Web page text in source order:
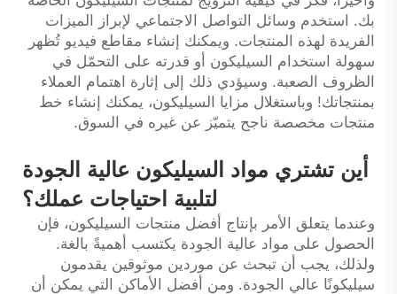
بك. استخدم وسائل التواصل الاجتماعي لإبراز الميزات
الفريدة لهذه المنتجات. ويمكنك إنشاء مقاطع فيديو تُظهر
سهولة استخدام السيليكون أو قدرته على التحمّل في
الظروف الصعبة. وسيؤدي ذلك إلى إثارة اهتمام العملاء
بمنتجاتك! وباستغلال مزايا السيليكون، يمكنك إنشاء خط
منتجات مخصصة ناجح يتميّز عن غيره في السوق.
أين تشتري مواد السيليكون عالية الجودة
لتلبية احتياجات عملك؟
وعندما يتعلق الأمر بإنتاج أفضل منتجات السيليكون، فإن
الحصول على مواد عالية الجودة يكتسب أهميةً بالغة.
ولذلك، يجب أن تبحث عن موردين موثوقين يقدمون
سيليكونًا عالي الجودة. ومن أفضل الأماكن التي يمكن أن